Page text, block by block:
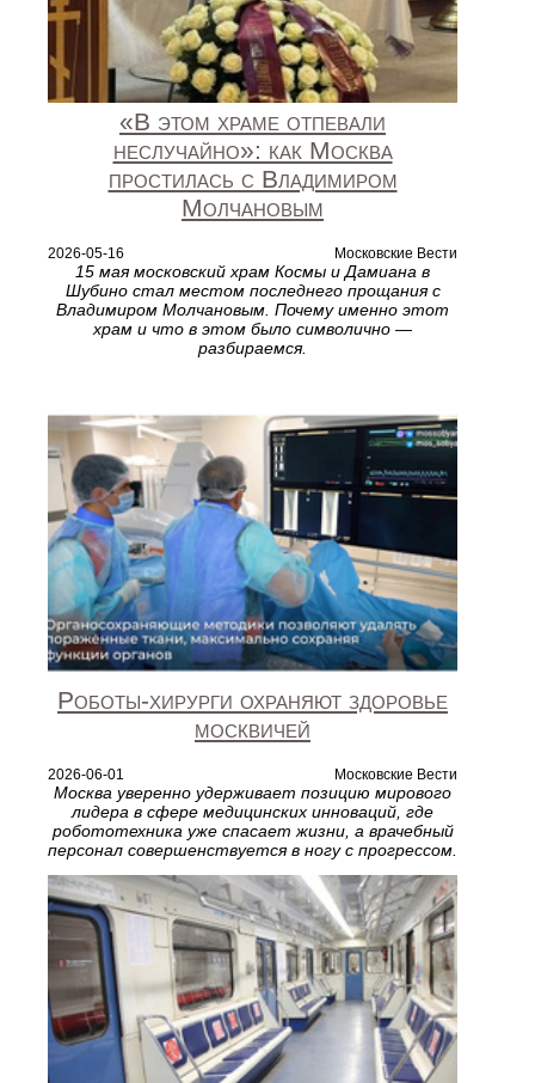
«В этом храме отпевали
неслучайно»: как Москва
простилась с Владимиром
Молчановым
2026-05-16 Московские Вести
15 мая московский храм Космы и Дамиана в
Шубино стал местом последнего прощания с
Владимиром Молчановым. Почему именно этот
храм и что в этом было символично —
разбираемся.
Роботы‑хирурги охраняют здоровье
москвичей
2026-06-01 Московские Вести
Москва уверенно удерживает позицию мирового
лидера в сфере медицинских инноваций, где
робототехника уже спасает жизни, а врачебный
персонал совершенствуется в ногу с прогрессом.